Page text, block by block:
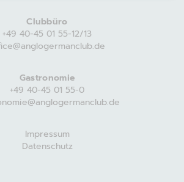
Clubbüro
+49 40-45 01 55-12/13
Gastronomie
+49 40-45 01 55-0
Impressum
Datenschutz